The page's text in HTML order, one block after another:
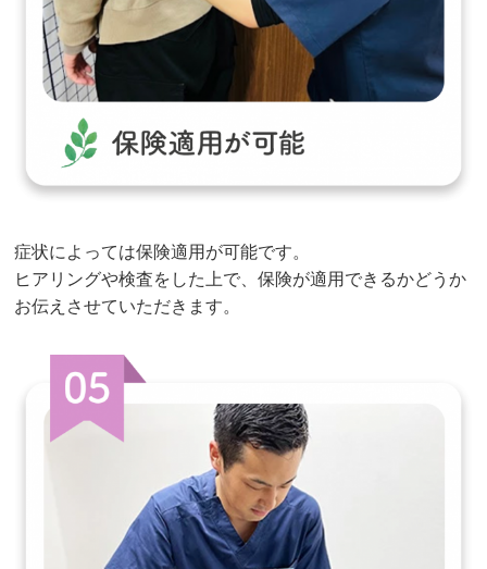
症状によっては保険適用が可能です。
ヒアリングや検査をした上で、保険が適用できるかどうか
お伝えさせていただきます。